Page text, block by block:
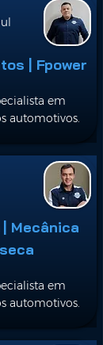
| Fpower
em
automotivos.
Mecânica
em
automotivos.